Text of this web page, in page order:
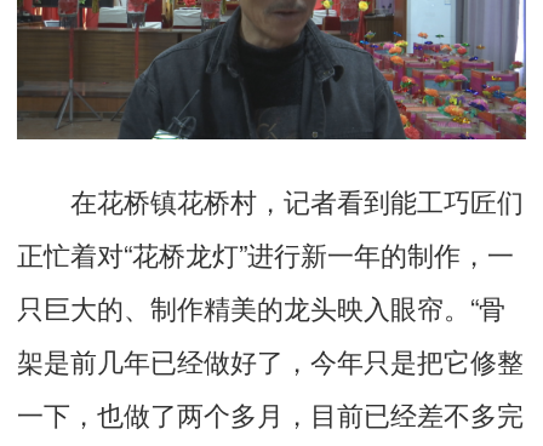
在花桥镇花桥村，记者看到能工巧匠们
正忙着对“花桥龙灯”进行新一年的制作，一
只巨大的、制作精美的龙头映入眼帘。“骨
架是前几年已经做好了，今年只是把它修整
一下，也做了两个多月，目前已经差不多完